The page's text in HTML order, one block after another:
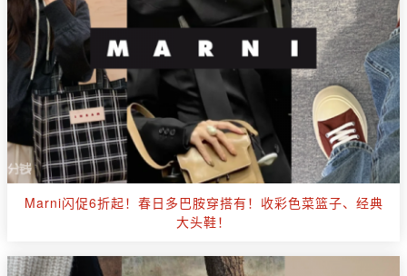
Marni闪促6折起！春日多巴胺穿搭有！收彩色菜篮子、经典
大头鞋！